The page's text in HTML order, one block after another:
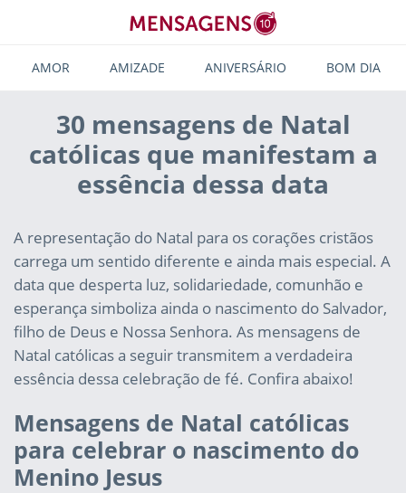
AMOR AMIZADE ANIVERSÁRIO BOM DIA
30 mensagens de Natal
católicas que manifestam a
essência dessa data
A representação do Natal para os corações cristãos
carrega um sentido diferente e ainda mais especial. A
data que desperta luz, solidariedade, comunhão e
esperança simboliza ainda o nascimento do Salvador,
filho de Deus e Nossa Senhora. As mensagens de
Natal católicas a seguir transmitem a verdadeira
essência dessa celebração de fé. Confira abaixo!
Mensagens de Natal católicas
para celebrar o nascimento do
Menino Jesus